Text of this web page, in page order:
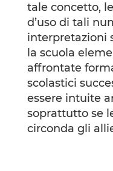
tale concetto,
d’uso di tali
interpretazioni
la scuola
affrontate
scolastici
essere intuite
soprattutto se
circonda gli